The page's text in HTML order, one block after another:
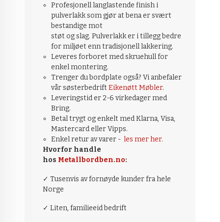
Profesjonell langlastende finish i
pulverlakk som gjør at bena er svært
bestandige mot
støt og slag. Pulverlakk er i tillegg bedre
for miljøet enn tradisjonell lakkering.
Leveres forboret med skruehull for
enkel montering.
Trenger du bordplate også? Vi anbefaler
vår søsterbedriftEikenøtt Møbler.
Leveringstid er 2-6 virkedager med
Bring.
Betal trygt og enkelt med Klarna, Visa,
Mastercard eller Vipps.
Enkel retur av varer -les mer her.
Hvorfor handle
hos Metallbordben.no:
✓ Tusenvis av fornøyde kunder fra hele
Norge
✓ Liten, familieeid bedrift